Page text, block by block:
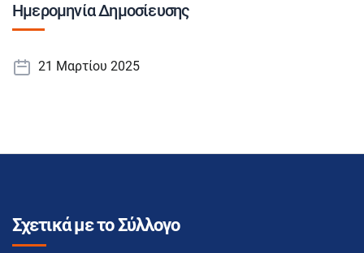
Ημερομηνία Δημοσίευσης
21 Μαρτίου 2025
Σχετικά με το Σύλλογο